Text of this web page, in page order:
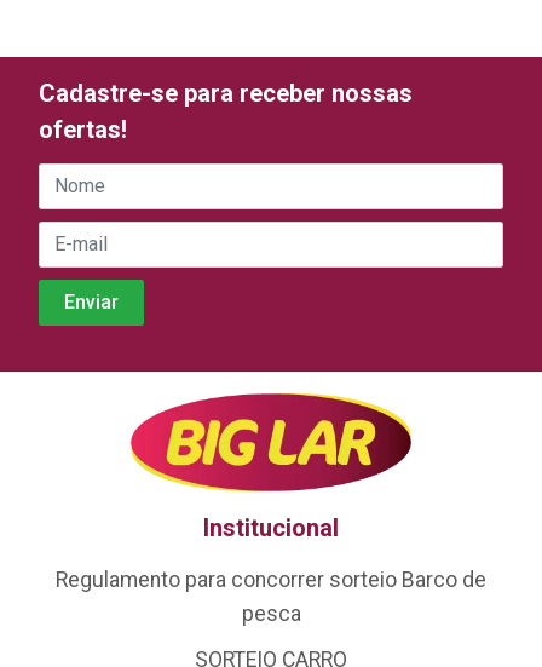
Cadastre-se para receber nossas
ofertas!
Institucional
Regulamento para concorrer sorteio Barco de
pesca
SORTEIO CARRO